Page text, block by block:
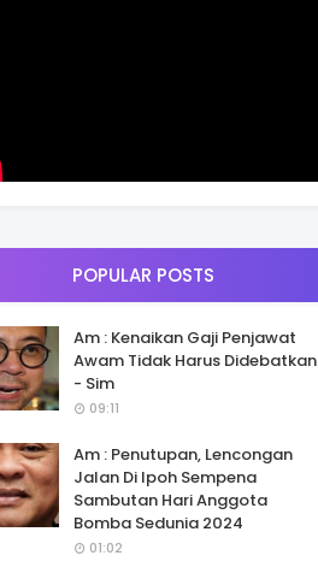
POPULAR POSTS
Am : Kenaikan Gaji Penjawat
Awam Tidak Harus Didebatkan
- Sim
09:11
Am : Penutupan, Lencongan
Jalan Di Ipoh Sempena
Sambutan Hari Anggota
Bomba Sedunia 2024
01:02